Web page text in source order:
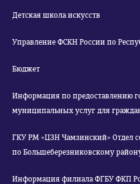
Детская школа искусств
Управление ФСКН России по
Бюджет
Информация по предоставлению
муниципальных услуг для
ГКУ РМ «ЦЗН Чамзинский» Отдел
по Большеберезниковскому
Информация филиала ФГБУ ФКП